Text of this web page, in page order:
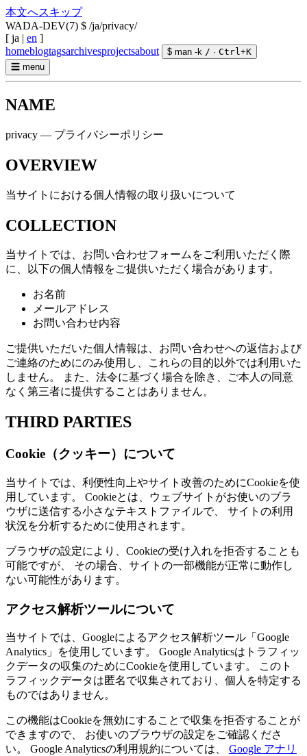
本文へスキップ
WADA-DEV(7) $ /ja/privacy/
[ ja | en ]
homeblogtagsarchivesprojectsabout $ man -k / · Ctrl+K
☰ menu
NAME
privacy — プライバシーポリシー
OVERVIEW
当サイトにおける個人情報の取り扱いについて
COLLECTION
当サイトでは、お問い合わせフォームをご利用いただく際
に、以下の個人情報をご提供いただく場合があります。
お名前
メールアドレス
お問い合わせ内容
ご提供いただいた個人情報は、お問い合わせへの返信および
ご連絡のためにのみ使用し、これらの目的以外では利用いた
しません。 また、法令に基づく場合を除き、ご本人の同意
なく第三者に提供することはありません。
THIRD PARTIES
Cookie（クッキー）について
当サイトでは、利便性向上やサイト改善のためにCookieを使
用しています。 Cookieとは、ウェブサイトがお使いのブラ
ウザに送信する小さなテキストファイルで、 サイトの利用
状況を分析するために使用されます。
ブラウザの設定により、Cookieの受け入れを拒否することも
可能ですが、 その場合、サイトの一部機能が正常に動作し
ない可能性があります。
アクセス解析ツールについて
当サイトでは、Googleによるアクセス解析ツール「Google
Analytics」を使用しています。 Google Analyticsはトラフィッ
クデータの収集のためにCookieを使用しています。 このト
ラフィックデータは匿名で収集されており、個人を特定する
ものではありません。
この機能はCookieを無効にすることで収集を拒否することが
できますので、 お使いのブラウザの設定をご確認くださ
い。 Google Analyticsの利用規約については、 Google アナリ